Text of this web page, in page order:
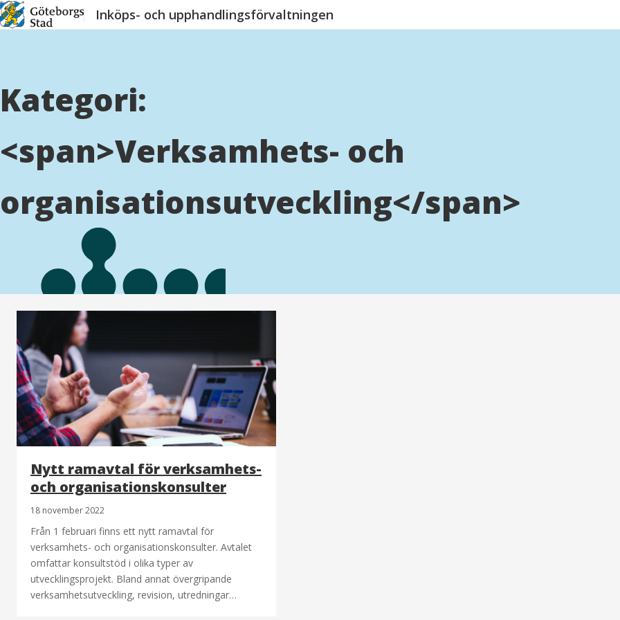
Hoppa
till
Inköps- och upphandlingsförvaltningen
Kategori:
<span>Verksamhets- och
organisationsutveckling</span>
Nytt ramavtal för verksamhets-
och organisationskonsulter
18 november 2022
Från 1 februari finns ett nytt ramavtal för
verksamhets- och organisationskonsulter. Avtalet
omfattar konsultstöd i olika typer av
utvecklingsprojekt. Bland annat övergripande
verksamhetsutveckling, revision, utredningar…